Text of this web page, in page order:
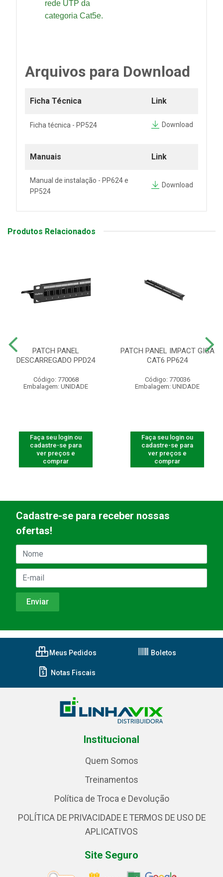
rede UTP da
categoria Cat5e.
Arquivos para Download
Ficha Técnica Link
Ficha técnica - PP524 Download
Manuais Link
Manual de instalação - PP624 e
PP524
Download
Produtos Relacionados
PATCH PANEL
DESCARREGADO PPD24
Código: 770068
Embalagem: UNIDADE
Faça seu login ou
cadastre-se para
ver preços e
comprar
PATCH PANEL IMPACT GIGA
CAT6 PP624
Código: 770036
Embalagem: UNIDADE
Faça seu login ou
cadastre-se para
ver preços e
comprar
Cadastre-se para receber nossas
ofertas!
Meus Pedidos Boletos
Notas Fiscais
Institucional
Quem Somos
Treinamentos
Política de Troca e Devolução
POLÍTICA DE PRIVACIDADE E TERMOS DE USO DE
APLICATIVOS
Site Seguro